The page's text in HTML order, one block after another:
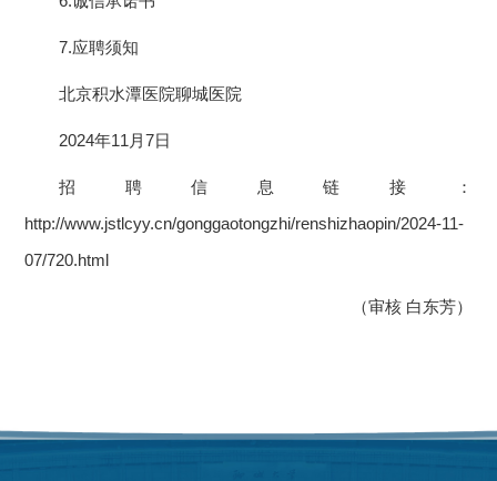
7.应聘须知
北京积水潭医院聊城医院
2024年11月7日
招聘信息链接：
http://www.jstlcyy.cn/gonggaotongzhi/renshizhaopin/2024-11-
07/720.html
（审核 白东芳）